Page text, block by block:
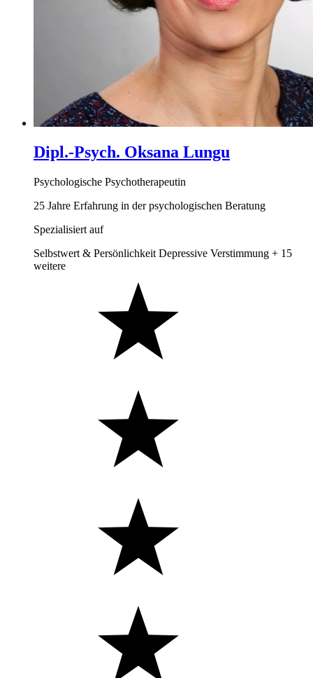
Dipl.-Psych. Oksana Lungu
Psychologische Psychotherapeutin
25 Jahre Erfahrung in der psychologischen Beratung
Spezialisiert auf
Selbstwert & Persönlichkeit Depressive Verstimmung + 15
weitere